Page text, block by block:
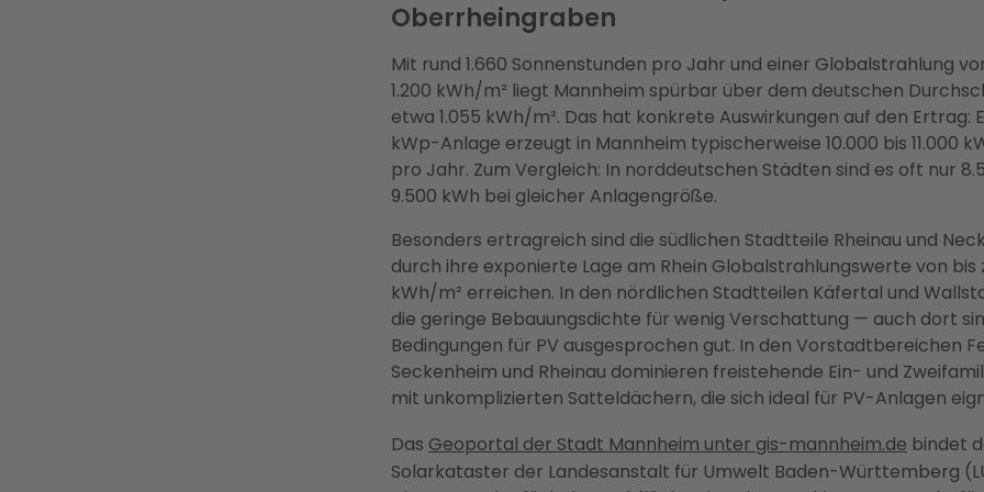
Oberrheingraben
Mit rund 1.660 Sonnenstunden pro Jahr und einer Globalstrahlung
1.200 kWh/m² liegt Mannheim spürbar über dem deutschen
etwa 1.055 kWh/m². Das hat konkrete Auswirkungen auf den Ertrag:
kWp-Anlage erzeugt in Mannheim typischerweise 10.000 bis 11.000
pro Jahr. Zum Vergleich: In norddeutschen Städten sind es oft nur
9.500 kWh bei gleicher Anlagengröße.
Besonders ertragreich sind die südlichen Stadtteile Rheinau und
durch ihre exponierte Lage am Rhein Globalstrahlungswerte von bis
kWh/m² erreichen. In den nördlichen Stadtteilen Käfertal und
die geringe Bebauungsdichte für wenig Verschattung — auch dort
Bedingungen für PV ausgesprochen gut. In den Vorstadtbereichen
Seckenheim und Rheinau dominieren freistehende Ein- und
mit unkomplizierten Satteldächern, die sich ideal für PV-Anlagen
Das Geoportal der Stadt Mannheim unter gis-mannheim.de bindet
Solarkataster der Landesanstalt für Umwelt Baden-Württemberg